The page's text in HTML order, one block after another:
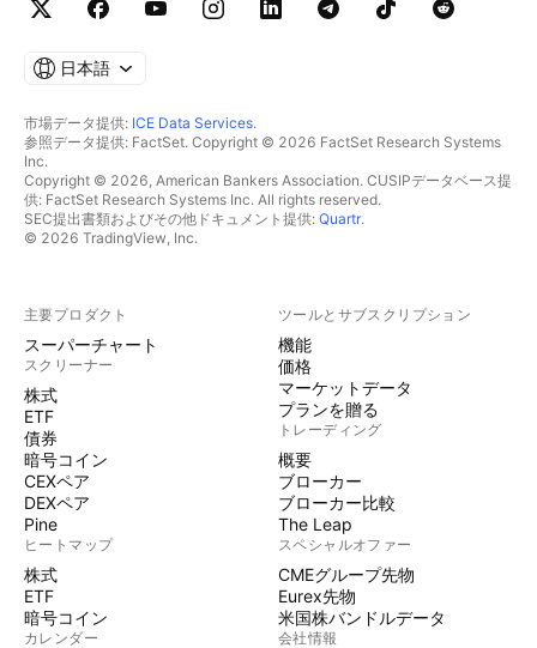
日本語
市場データ提供: ICE Data Services.
参照データ提供: FactSet. Copyright © 2026 FactSet Research Systems
Inc.
Copyright © 2026, American Bankers Association. CUSIPデータベース提
供: FactSet Research Systems Inc. All rights reserved.
SEC提出書類およびその他ドキュメント提供: Quartr.
© 2026 TradingView, Inc.
主要プロダクト
スーパーチャート
スクリーナー
株式
ETF
債券
暗号コイン
CEXペア
DEXペア
Pine
ヒートマップ
株式
ETF
暗号コイン
カレンダー
ツールとサブスクリプション
機能
価格
マーケットデータ
プランを贈る
トレーディング
概要
ブローカー
ブローカー比較
The Leap
スペシャルオファー
CMEグループ先物
Eurex先物
米国株バンドルデータ
会社情報